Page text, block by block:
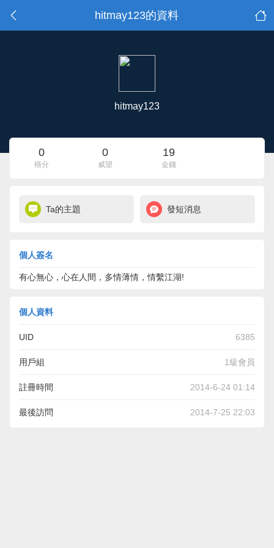
hitmay123的資料
hitmay123
0
積分
0
威望
19
金錢
Ta的主題 發短消息
個人簽名
有心無心，心在人間，多情薄情，情繫江湖!
個人資料
UID 6385
用戶組 1級會員
註冊時間 2014-6-24 01:14
最後訪問 2014-7-25 22:03